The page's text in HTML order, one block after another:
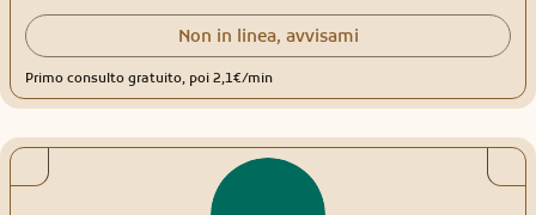
progressione d'anima, aiutandovi a direzionarvi sul sentiero della
vostra Autentica Verità.
Non in linea, avvisami
Primo consulto gratuito, poi 2,1€/min